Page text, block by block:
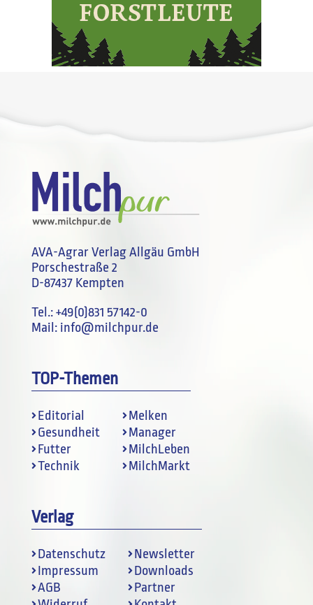
AVA-Agrar Verlag Allgäu GmbH
Porschestraße 2
D-87437 Kempten
Tel.:+49(0)831 57142-0
Mail: info@milchpur.de
TOP-Themen
Editorial
Gesundheit
Futter
Technik
Melken
Manager
MilchLeben
MilchMarkt
Verlag
Datenschutz
Impressum
AGB
Newsletter
Downloads
Partner